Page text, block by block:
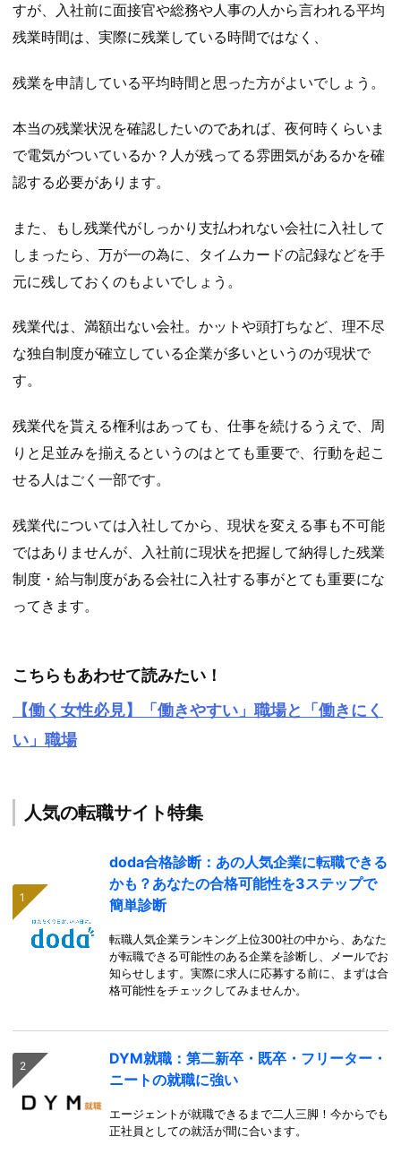
すが、入社前に面接官や総務や人事の人から言われる平均
残業時間は、実際に残業している時間ではなく、
残業を申請している平均時間と思った方がよいでしょう。
本当の残業状況を確認したいのであれば、夜何時くらいま
で電気がついているか？人が残ってる雰囲気があるかを確
認する必要があります。
また、もし残業代がしっかり支払われない会社に入社して
しまったら、万が一の為に、タイムカードの記録などを手
元に残しておくのもよいでしょう。
残業代は、満額出ない会社。かットや頭打ちなど、理不尽
な独自制度が確立している企業が多いというのが現状で
す。
残業代を貰える権利はあっても、仕事を続けるうえで、周
りと足並みを揃えるというのはとても重要で、行動を起こ
せる人はごく一部です。
残業代については入社してから、現状を変える事も不可能
ではありませんが、入社前に現状を把握して納得した残業
制度・給与制度がある会社に入社する事がとても重要にな
ってきます。
こちらもあわせて読みたい！
【働く女性必見】「働きやすい」職場と「働きにく
い」職場
人気の転職サイト特集
doda合格診断：あの人気企業に転職できる
かも？あなたの合格可能性を3ステップで
簡単診断
転職人気企業ランキング上位300社の中から、あなた
が転職できる可能性のある企業を診断し、メールでお
知らせします。実際に求人に応募する前に、まずは合
格可能性をチェックしてみませんか。
DYM就職：第二新卒・既卒・フリーター・
ニートの就職に強い
エージェントが就職できるまで二人三脚！今からでも
正社員としての就活が間に合います。